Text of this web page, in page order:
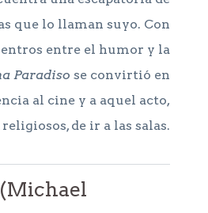
que lo llaman suyo. Con
entre el humor y la
Paradiso se convirtió en
al cine y a aquel acto,
de ir a las salas.